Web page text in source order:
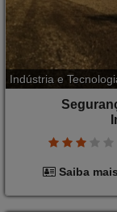
Indústria e
Saiba mais